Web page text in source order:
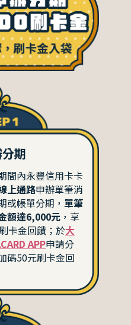
期
間內永豐信用卡卡
上通路申辦單筆消
或帳單分期， 單筆
額達6,000元 ，享
卡金回饋；於大
APP申請分
碼50元刷卡金回